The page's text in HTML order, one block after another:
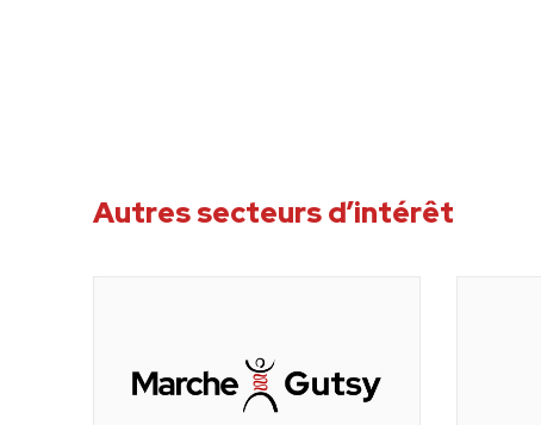
Autres secteurs d’intérêt